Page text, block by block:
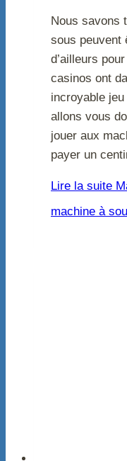
Nous savons
sous peuvent
d’ailleurs
casinos ont
incroyable jeu
allons vous
jouer aux
payer un
Lire la suite
machine à